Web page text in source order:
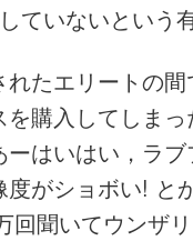
ていないという
たエリートの
購入してしま
はいはい，ラ
がショボい! と
回聞いてウンザ